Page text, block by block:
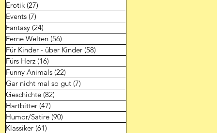
Erotik (27)
Events (7)
Fantasy (24)
Ferne Welten (56)
Für Kinder - über Kinder (58)
Fürs Herz (16)
Funny Animals (22)
Gar nicht mal so gut (7)
Geschichte (82)
Hartbitter (47)
Humor/Satire (90)
Klassiker (61)